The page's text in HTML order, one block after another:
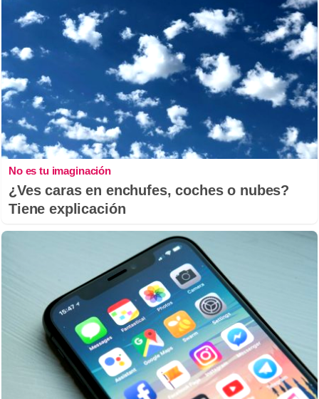
No es tu imaginación
¿Ves caras en enchufes, coches o nubes?
Tiene explicación